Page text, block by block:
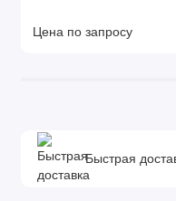
Цена по запросу
Быстрая